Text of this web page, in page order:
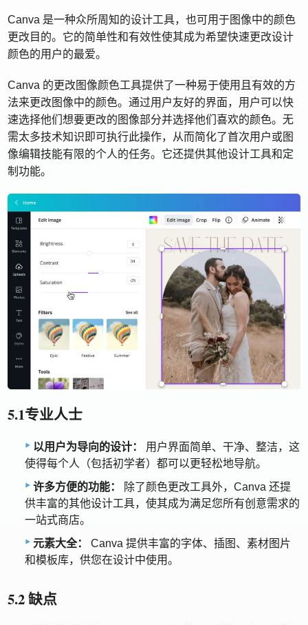
Canva 是一种众所周知的设计工具，也可用于图像中的颜色
更改目的。它的简单性和有效性使其成为希望快速更改设计
颜色的用户的最爱。
Canva 的更改图像颜色工具提供了一种易于使用且有效的方
法来更改图像中的颜色。通过用户友好的界面，用户可以快
速选择他们想要更改的图像部分并选择他们喜欢的颜色。无
需太多技术知识即可执行此操作，从而简化了首次用户或图
像编辑技能有限的个人的任务。它还提供其他设计工具和定
制功能。
5.1专业人士
以用户为导向的设计：
用户界面简单、干净、整洁，这
使得每个人（包括初学者）都可以更轻松地导航。
许多方便的功能：
除了颜色更改工具外，Canva 还提
供丰富的其他设计工具，使其成为满足您所有创意需求的
一站式商店。
元素大全：
Canva 提供丰富的字体、插图、素材图片
和模板库，供您在设计中使用。
5.2 缺点